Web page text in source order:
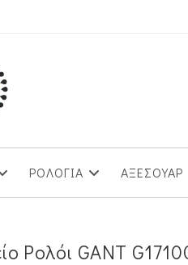
ΡΟΛΟΓΙΑ ΑΞΕΣΟΥΑΡ
Ρολόι GANT